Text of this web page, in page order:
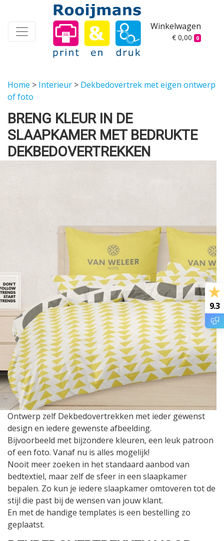
Winkelwagen
€ 0,00 0
Home > Interieur > Dekbedovertrek met eigen ontwerp
of foto
BRENG KLEUR IN DE
SLAAPKAMER MET BEDRUKTE
DEKBEDOVERTREKKEN
Ontwerp zelf Dekbedovertrekken met ieder gewenst
design en iedere gewenste afbeelding.
Bijvoorbeeld met bijzondere kleuren, een leuk patroon
of een foto. Vanaf nu is alles mogelijk!
Nooit meer zoeken in het standaard aanbod van
bedtextiel, maar zelf de sfeer in een slaapkamer
bepalen. Zo kun je iedere slaapkamer omtoveren tot de
stijl die past bij de wensen van jouw klant.
En met de handige templates is een bestelling zo
geplaatst.
9.3